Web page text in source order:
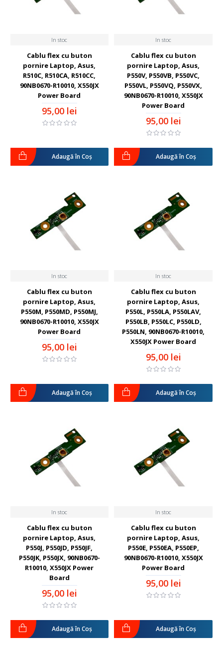
In stoc
Cablu flex cu buton
pornire Laptop, Asus,
R510C, R510CA, R510CC,
90NB0670-R10010, X550JX
Power Board
95,00 lei
Adaugă în Coş
In stoc
Cablu flex cu buton
pornire Laptop, Asus,
P550V, P550VB, P550VC,
P550VL, P550VQ, P550VX,
90NB0670-R10010, X550JX
Power Board
95,00 lei
Adaugă în Coş
In stoc
Cablu flex cu buton
pornire Laptop, Asus,
P550M, P550MD, P550MJ,
90NB0670-R10010, X550JX
Power Board
95,00 lei
Adaugă în Coş
In stoc
Cablu flex cu buton
pornire Laptop, Asus,
P550L, P550LA, P550LAV,
P550LB, P550LC, P550LD,
P550LN, 90NB0670-R10010,
X550JX Power Board
95,00 lei
Adaugă în Coş
In stoc
Cablu flex cu buton
pornire Laptop, Asus,
P550J, P550JD, P550JF,
P550JK, P550JX, 90NB0670-
R10010, X550JX Power
Board
95,00 lei
Adaugă în Coş
In stoc
Cablu flex cu buton
pornire Laptop, Asus,
P550E, P550EA, P550EP,
90NB0670-R10010, X550JX
Power Board
95,00 lei
Adaugă în Coş